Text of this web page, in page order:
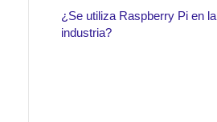
¿Se utiliza Raspberry Pi en la
industria?